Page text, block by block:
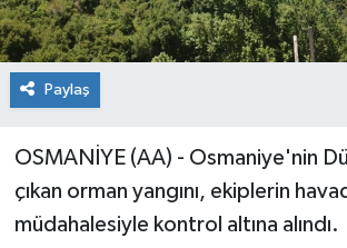
Paylaş
OSMANİYE (AA) - Osmaniye'nin
çıkan orman yangını, ekiplerin
müdahalesiyle kontrol altına alındı.